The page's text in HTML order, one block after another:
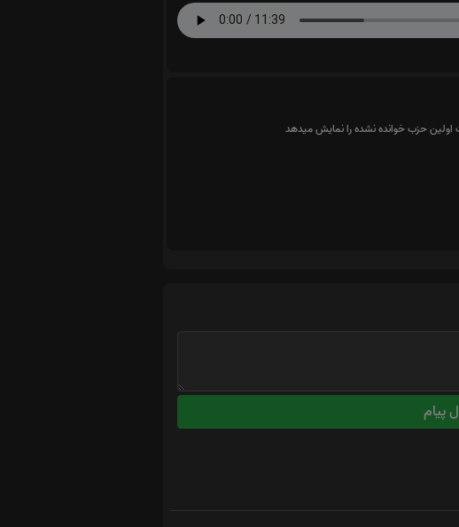
اولین حزب خوانده نشده را نمایش میدهد
پیام